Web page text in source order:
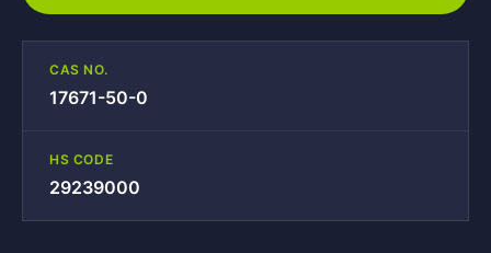
CAS NO.
17671-50-0
HS CODE
29239000